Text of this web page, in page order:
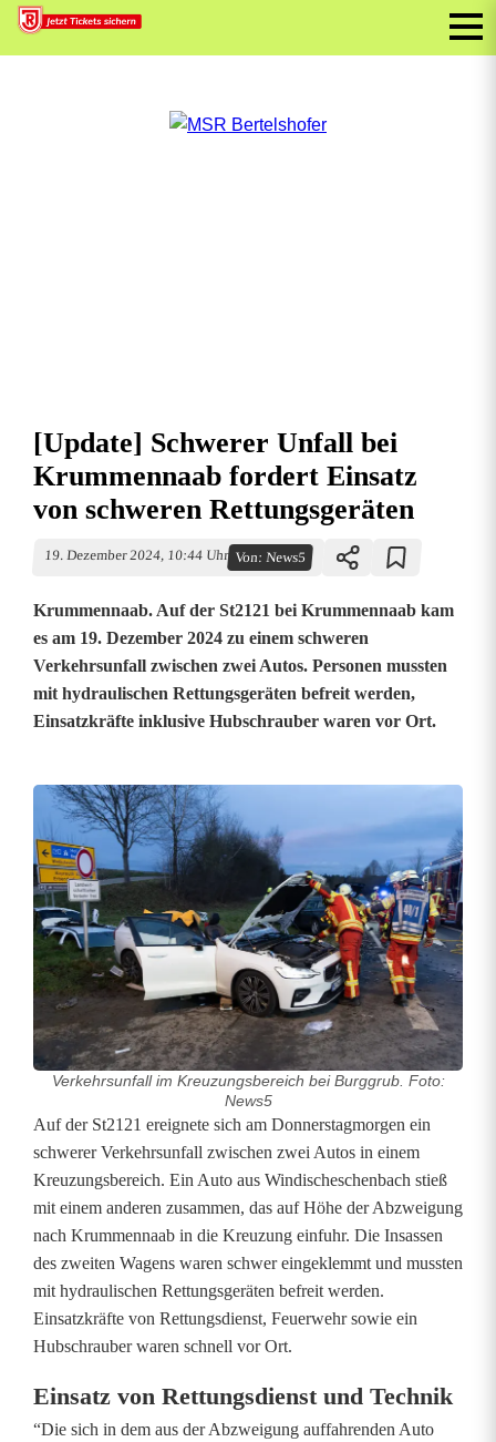
[Update] Schwerer Unfall bei
Krummennaab fordert Einsatz
von schweren Rettungsgeräten
19. Dezember 2024, 10:44 Uhr Von:News5
Krummennaab. Auf der St2121 bei Krummennaab kam
es am 19. Dezember 2024 zu einem schweren
Verkehrsunfall zwischen zwei Autos. Personen mussten
mit hydraulischen Rettungsgeräten befreit werden,
Einsatzkräfte inklusive Hubschrauber waren vor Ort.
Verkehrsunfall im Kreuzungsbereich bei Burggrub. Foto:
News5
[
U
p
d
a
t
e
]
Auf der St2121 ereignete sich am Donnerstagmorgen ein
schwerer Verkehrsunfall zwischen zwei Autos in einem
Kreuzungsbereich. Ein Auto aus Windischeschenbach stieß
mit einem anderen zusammen, das auf Höhe der Abzweigung
nach Krummennaab in die Kreuzung einfuhr. Die Insassen
des zweiten Wagens waren schwer eingeklemmt und mussten
mit hydraulischen Rettungsgeräten befreit werden.
Einsatzkräfte von Rettungsdienst, Feuerwehr sowie ein
Hubschrauber waren schnell vor Ort.
Einsatz von Rettungsdienst und Technik
“Die sich in dem aus der Abzweigung auffahrenden Auto